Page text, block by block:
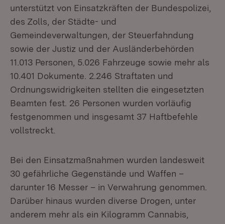
unterstützt von Einsatzkräften der Bundespolizei,
des Zolls, der Städte- und
Gemeindeverwaltungen, der Steuerfahndung
sowie der Justiz und der Ausländerbehörden
11.013 Personen, 5.026 Fahrzeuge sowie mehr als
10.401 Dokumente. 2.246 Straftaten und
Ordnungswidrigkeiten stellten die eingesetzten
Beamten fest. 26 Personen wurden vorläufig
festgenommen und insgesamt 37 Haftbefehle
vollstreckt.
Bei den Einsatzmaßnahmen wurden landesweit
30 gefährliche Gegenstände und Waffen –
darunter 16 Messer – in Verwahrung genommen.
Darüber hinaus wurden diverse Drogen, unter
anderem mehr als ein Kilogramm Cannabis,